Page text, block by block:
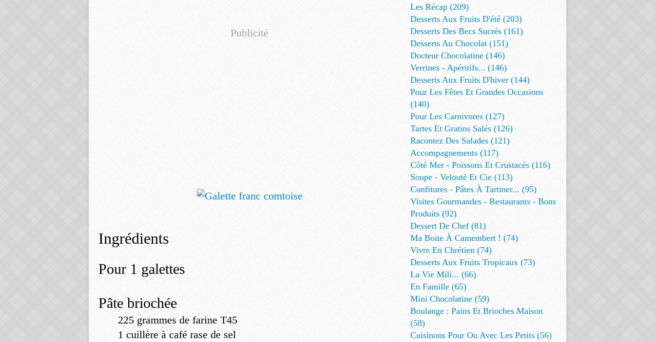
Publicité
Ingrédients
Pour 1 galettes
Pâte briochée
225 grammes de farine T45
1 cuillère à café rase de sel
Les Récap (209)
Desserts Aux Fruits D'été (203)
Desserts Des Becs Sucrés (161)
Desserts Au Chocolat (151)
Docteur Chocolatine (146)
Verrines - Apéritifs... (146)
Desserts Aux Fruits D'hiver (144)
Pour Les Fêtes Et Grandes Occasions
(140)
Pour Les Carnivores (127)
Tartes Et Gratins Salés (126)
Racontez Des Salades (121)
Accompagnements (117)
Côté Mer - Poissons Et Crustacés (116)
Soupe - Velouté Et Cie (113)
Confitures - Pâtes À Tartiner... (95)
Visites Gourmandes - Restaurants - Bons
Produits (92)
Dessert De Chef (81)
Ma Boite À Camembert ! (74)
Vivre En Chrétien (74)
Desserts Aux Fruits Tropicaux (73)
La Vie Mili... (66)
En Famille (65)
Mini Chocolatine (59)
Boulange : Pains Et Brioches Maison
(58)
Cuisinons Pour Ou Avec Les Petits (56)